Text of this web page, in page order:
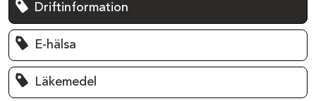
Driftinformation
E-hälsa
Läkemedel